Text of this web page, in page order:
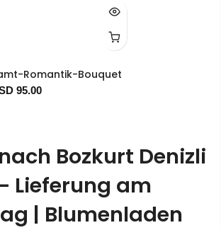
Romantik-Bouquet
95.00
Bozkurt Denizli
Lieferung am
| Blumenladen